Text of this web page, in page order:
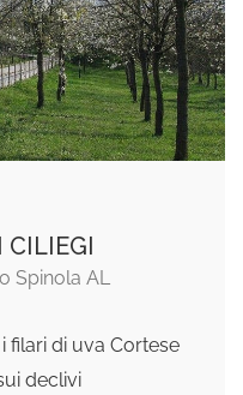
CILIEGI
Spinola AL
filari di uva Cortese
declivi